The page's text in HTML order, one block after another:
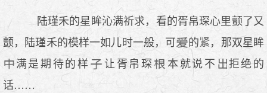
陆瑾禾的星眸沁满祈求，看的胥帛琛心里颤了又
颤，陆瑾禾的模样一如儿时一般，可
的
，那双星眸
满是期待的样
让胥帛琛 本就说不
拒绝的
话……